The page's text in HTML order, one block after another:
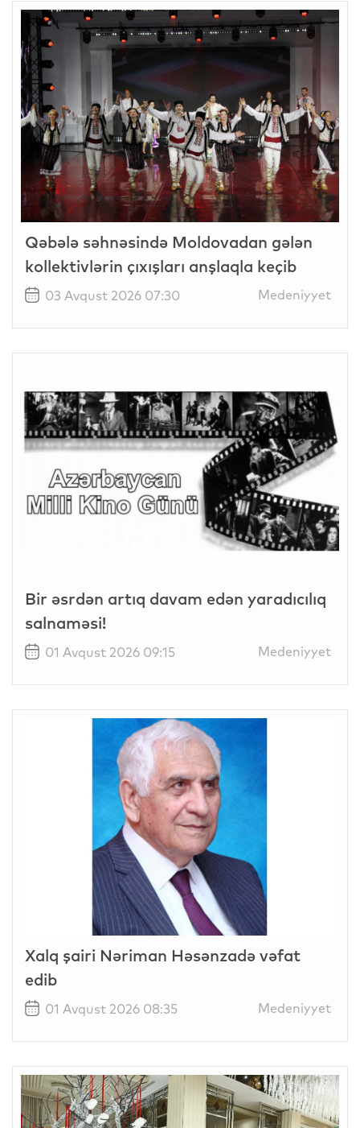
Qəbələ səhnəsində Moldovadan gələn
kollektivlərin çıxışları anşlaqla keçib
03 Avqust 2026 07:30 Medeniyyet
Bir əsrdən artıq davam edən yaradıcılıq
salnaməsi!
01 Avqust 2026 09:15 Medeniyyet
Xalq şairi Nəriman Həsənzadə vəfat
edib
01 Avqust 2026 08:35 Medeniyyet